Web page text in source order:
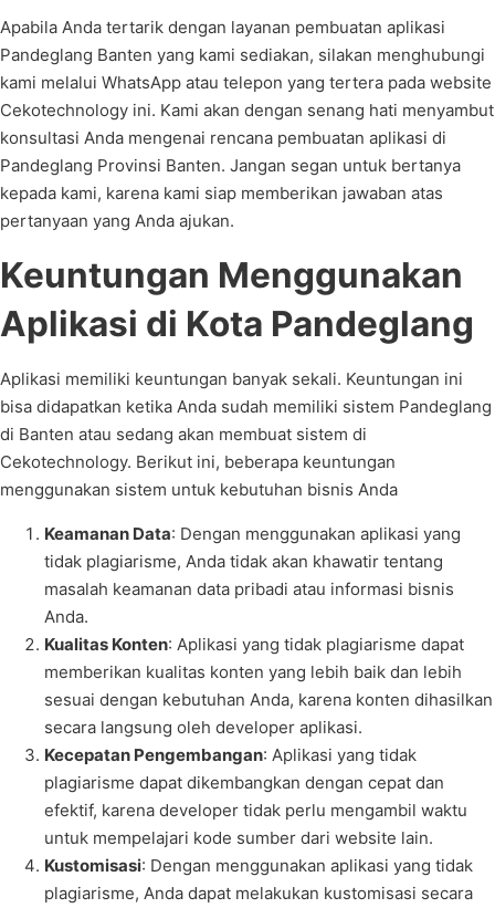
Apabila Anda tertarik dengan layanan pembuatan aplikasi
Pandeglang Banten yang kami sediakan, silakan menghubungi
kami melalui WhatsApp atau telepon yang tertera pada website
Cekotechnology ini. Kami akan dengan senang hati menyambut
konsultasi Anda mengenai rencana pembuatan aplikasi di
Pandeglang Provinsi Banten. Jangan segan untuk bertanya
kepada kami, karena kami siap memberikan jawaban atas
pertanyaan yang Anda ajukan.
Keuntungan Menggunakan
Aplikasi di Kota Pandeglang
Aplikasi memiliki keuntungan banyak sekali. Keuntungan ini
bisa didapatkan ketika Anda sudah memiliki sistem Pandeglang
di Banten atau sedang akan membuat sistem di
Cekotechnology. Berikut ini, beberapa keuntungan
menggunakan sistem untuk kebutuhan bisnis Anda
Keamanan Data: Dengan menggunakan aplikasi yang
tidak plagiarisme, Anda tidak akan khawatir tentang
masalah keamanan data pribadi atau informasi bisnis
Anda.
Kualitas Konten: Aplikasi yang tidak plagiarisme dapat
memberikan kualitas konten yang lebih baik dan lebih
sesuai dengan kebutuhan Anda, karena konten dihasilkan
secara langsung oleh developer aplikasi.
Kecepatan Pengembangan: Aplikasi yang tidak
plagiarisme dapat dikembangkan dengan cepat dan
efektif, karena developer tidak perlu mengambil waktu
untuk mempelajari kode sumber dari website lain.
Kustomisasi: Dengan menggunakan aplikasi yang tidak
plagiarisme, Anda dapat melakukan kustomisasi secara